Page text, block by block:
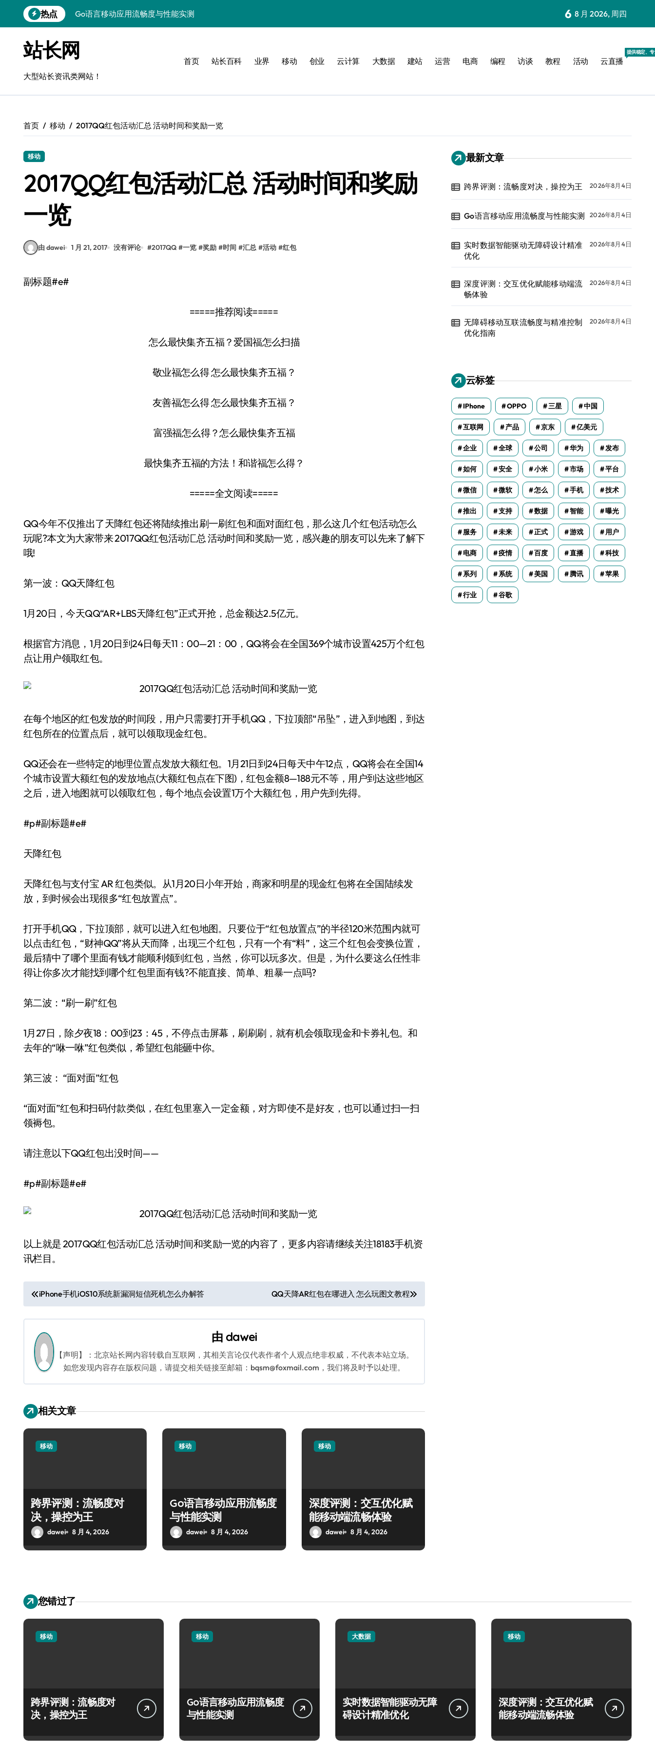
到
热点
Go语言移动应用流畅度与性能实测
深度评测：交互优化赋能移动端流畅体验
无障碍移动互联流畅度与精准控制优化指南
移动互联产品流畅度与精准控制优化实战
移动互联中计算机视觉流畅度与精准度评测
跨界评测：流畅度对决，操控为王
6 8 月 2026, 周四
站长网
大型站长资讯类网站！
首页 站长百科 业界 移动 创业 云计算 大数据 建站 运营 电商 编程 访谈 教程 活动 云直播
提供稳定、
首页 移动 2017QQ红包活动汇总 活动时间和奖励一览
移动
2017QQ红包活动汇总 活动时间和奖励
一览
由 dawei 1 月 21, 2017 没有评论 #2017QQ #一览 #奖励 #时间 #汇总 #活动 #红包
副标题#e#
=====推荐阅读=====
怎么最快集齐五福？爱国福怎么扫描
敬业福怎么得 怎么最快集齐五福？
友善福怎么得 怎么最快集齐五福？
富强福怎么得？怎么最快集齐五福
最快集齐五福的方法！和谐福怎么得？
=====全文阅读=====
QQ今年不仅推出了天降红包还将陆续推出刷一刷红包和面对面红包，那么这几个红包活动怎么
玩呢?本文为大家带来 2017QQ红包活动汇总 活动时间和奖励一览，感兴趣的朋友可以先来了解下
哦!
第一波：QQ天降红包
1月20日，今天QQ“AR+LBS天降红包”正式开抢，总金额达2.5亿元。
根据官方消息，1月20日到24日每天11：00—21：00，QQ将会在全国369个城市设置425万个红包
点让用户领取红包。
在每个地区的红包发放的时间段，用户只需要打开手机QQ，下拉顶部“吊坠”，进入到地图，到达
红包所在的位置点后，就可以领取现金红包。
QQ还会在一些特定的地理位置点发放大额红包。1月21日到24日每天中午12点，QQ将会在全国14
个城市设置大额红包的发放地点(大额红包点在下图)，红包金额8—188元不等，用户到达这些地区
之后，进入地图就可以领取红包，每个地点会设置1万个大额红包，用户先到先得。
#p#副标题#e#
天降红包
天降红包与支付宝 AR 红包类似。从1月20日小年开始，商家和明星的现金红包将在全国陆续发
放，到时候会出现很多“红包放置点”。
打开手机QQ，下拉顶部，就可以进入红包地图。只要位于“红包放置点”的半径120米范围内就可
以点击红包，“财神QQ”将从天而降，出现三个红包，只有一个有“料”，这三个红包会变换位置，
最后猜中了哪个里面有钱才能顺利领到红包，当然，你可以玩多次。但是，为什么要这么任性非
得让你多次才能找到哪个红包里面有钱?不能直接、简单、粗暴一点吗?
第二波：“刷一刷”红包
1月27日，除夕夜18：00到23：45，不停点击屏幕，刷刷刷，就有机会领取现金和卡券礼包。和
去年的“咻一咻”红包类似，希望红包能砸中你。
第三波： “面对面”红包
“面对面”红包和扫码付款类似，在红包里塞入一定金额，对方即使不是好友，也可以通过扫一扫
领褥包。
请注意以下QQ红包出没时间——
#p#副标题#e#
以上就是 2017QQ红包活动汇总 活动时间和奖励一览的内容了，更多内容请继续关注18183手机资
讯栏目。
文
章
导
航
iPhone手机iOS10系统新漏洞短信死机怎么办解答 QQ天降AR红包在哪进入 怎么玩图文教程
由 dawei
【声明】：北京站长网内容转载自互联网，其相关言论仅代表作者个人观点绝非权威，不代表本站立场。
如您发现内容存在版权问题，请提交相关链接至邮箱：bqsm@foxmail.com，我们将及时予以处理。
相关文章
移动
跨界评测：流畅度对
决，操控为王
dawei 8 月 4, 2026
移动
Go语言移动应用流畅度
与性能实测
dawei 8 月 4, 2026
移动
深度评测：交互优化赋
能移动端流畅体验
dawei 8 月 4, 2026
最新文章
跨界评测：流畅度对决，操控为王 2026年8月4日
Go语言移动应用流畅度与性能实测 2026年8月4日
实时数据智能驱动无障碍设计精准
优化
2026年8月4日
深度评测：交互优化赋能移动端流
畅体验
2026年8月4日
无障碍移动互联流畅度与精准控制
优化指南
2026年8月4日
云标签
IPhone OPPO 三星 中国
互联网 产品 京东 亿美元
企业 全球 公司 华为 发布
如何 安全 小米 市场 平台
微信 微软 怎么 手机 技术
推出 支持 数据 智能 曝光
服务 未来 正式 游戏 用户
电商 疫情 百度 直播 科技
系列 系统 美国 腾讯 苹果
行业 谷歌
您错过了
移动
跨界评测：流畅度对
决，操控为王
移动
Go语言移动应用流畅度
与性能实测
大数据
实时数据智能驱动无障
碍设计精准优化
移动
深度评测：交互优化赋
能移动端流畅体验